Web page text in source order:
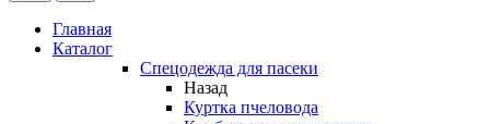
Главная
Каталог
Спецодежда для пасеки
Назад
Куртка пчеловода